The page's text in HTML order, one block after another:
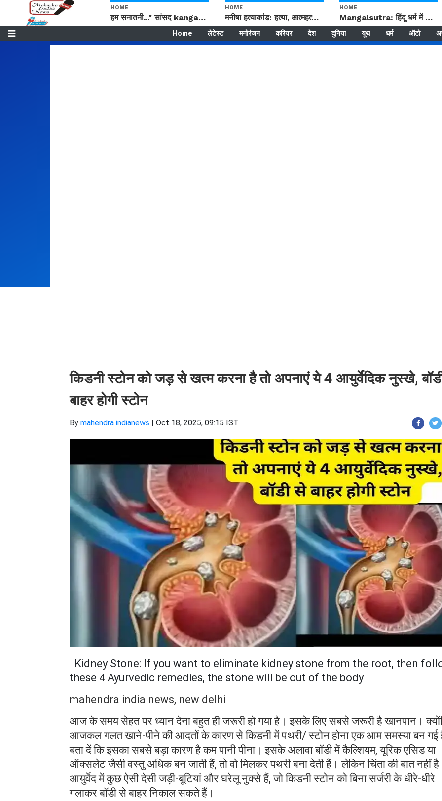
HOME
हम सनातनी..." सांसद kangana Ranaut से क्या बोली लड़की? Viral Jantar-Mantar | CJP protest
HOME
मनीषा हत्याकांड: हत्या, आत्महत्या या कोई बड़ा राज? | Full Story | Josh Haryana
HOME
Mangalsutra: हिंदू धर्म में शादी के बाद मंगलसूत्र क्यों पहनती है महिलाएं, किसने शुरु की ये परंपरा
Home लेटेस्ट मनोरंजन करियर देश दुनिया यूथ धर्म ऑटो
किडनी स्टोन को जड़ से खत्म करना है तो अपनाएं ये 4 आयुर्वेदिक नुस्खे,
बाहर होगी स्टोन
By mahendra indianews | Oct 18, 2025, 09:15 IST
Kidney Stone: If you want to eliminate kidney stone from the root, then
these 4 Ayurvedic remedies, the stone will be out of the body
mahendra india news, new delhi
आज के समय सेहत पर ध्यान देना बहुत ही जरूरी हो गया है। इसके लिए सबसे जरूरी है खानपान।
आजकल गलत खाने-पीने की आदतों के कारण से किडनी में पथरी/ स्टोन होना एक आम समस्या बन गई
बता दें कि इसका सबसे बड़ा कारण है कम पानी पीना। इसके अलावा बॉडी में कैल्शियम, यूरिक एसिड या
ऑक्सलेट जैसी वस्तु अधिक बन जाती हैं, तो वो मिलकर पथरी बना देती हैं। लेकिन चिंता की बात नहीं
आयुर्वेद में कुछ ऐसी देसी जड़ी-बूटियां और घरेलू नुक्से हैं, जो किडनी स्टोन को बिना सर्जरी के धीरे-धीरे
गलाकर बॉडी से बाहर निकाल सकते हैं।